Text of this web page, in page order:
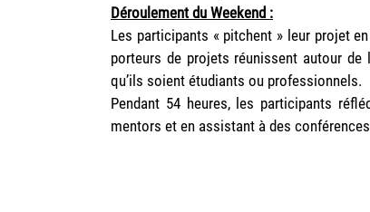
Déroulement du Weekend :
Les participants « pitchent » leur projet
porteurs de projets réunissent autour de
qu’ils soient étudiants ou professionnels.
Pendant 54 heures, les participants
mentors et en assistant à des